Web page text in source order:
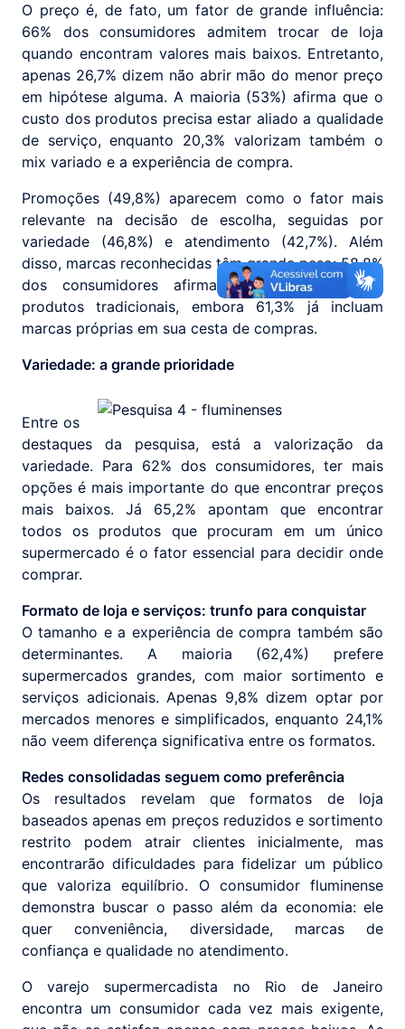
O preço é, de fato, um fator de grande influência:
66% dos consumidores admitem trocar de loja
quando encontram valores mais baixos. Entretanto,
apenas 26,7% dizem não abrir mão do menor preço
em hipótese alguma. A maioria (53%) afirma que o
custo dos produtos precisa estar aliado a qualidade
de serviço, enquanto 20,3% valorizam também o
mix variado e a experiência de compra.
Promoções (49,8%) aparecem como o fator mais
relevante na decisão de escolha, seguidas por
variedade (46,8%) e atendimento (42,7%). Além
disso, marcas reconhecidas têm grande peso: 58,8%
dos consumidores afirmam dar preferência a
produtos tradicionais, embora 61,3% já incluam
marcas próprias em sua cesta de compras.
Variedade: a grande prioridade
Entre os
destaques da pesquisa, está a valorização da
variedade. Para 62% dos consumidores, ter mais
opções é mais importante do que encontrar preços
mais baixos. Já 65,2% apontam que encontrar
todos os produtos que procuram em um único
supermercado é o fator essencial para decidir onde
comprar.
Formato de loja e serviços: trunfo para conquistar
O tamanho e a experiência de compra também são
determinantes. A maioria (62,4%) prefere
supermercados grandes, com maior sortimento e
serviços adicionais. Apenas 9,8% dizem optar por
mercados menores e simplificados, enquanto 24,1%
não veem diferença significativa entre os formatos.
Redes consolidadas seguem como preferência
Os resultados revelam que formatos de loja
baseados apenas em preços reduzidos e sortimento
restrito podem atrair clientes inicialmente, mas
encontrarão dificuldades para fidelizar um público
que valoriza equilíbrio. O consumidor fluminense
demonstra buscar o passo além da economia: ele
quer conveniência, diversidade, marcas de
confiança e qualidade no atendimento.
O varejo supermercadista no Rio de Janeiro
encontra um consumidor cada vez mais exigente,